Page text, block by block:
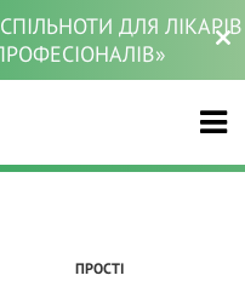
ДЛЯ ЛІКАРІВ
ПРОСТІ